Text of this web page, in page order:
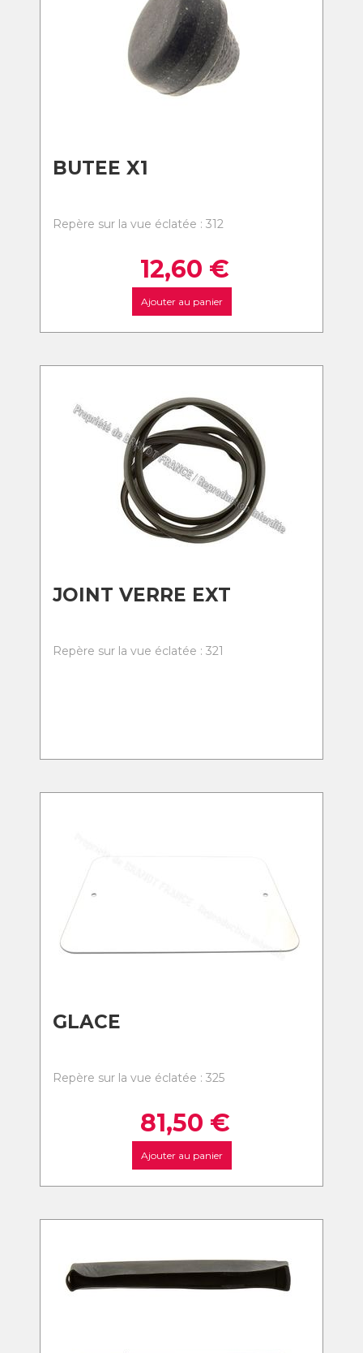
BUTEE X1
Repère sur la vue éclatée : 312
12,60 €
Ajouter au panier
JOINT VERRE EXT
Repère sur la vue éclatée : 321
GLACE
Repère sur la vue éclatée : 325
81,50 €
Ajouter au panier